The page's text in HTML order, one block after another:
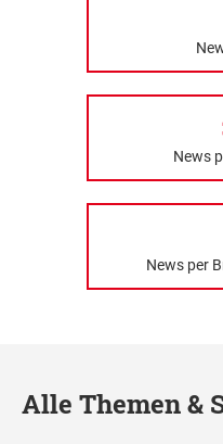
News
News per
Alle Themen &